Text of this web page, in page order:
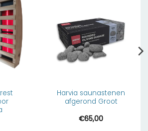
Harvia saunastenen
afgerond Groot
€65,00